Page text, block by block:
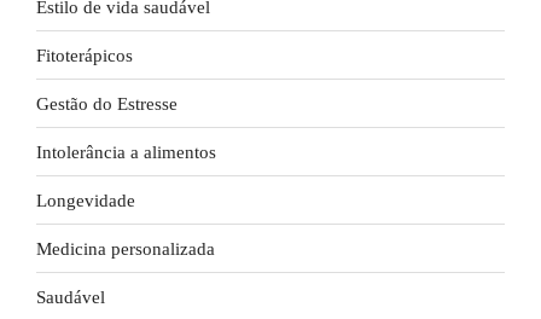
Estilo de vida saudável
Fitoterápicos
Gestão do Estresse
Intolerância a alimentos
Longevidade
Medicina personalizada
Saudável